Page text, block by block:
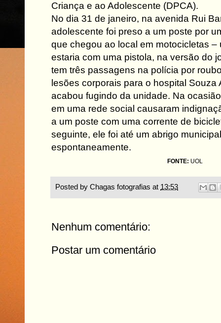
Criança e ao Adolescente (DPCA).
No dia 31 de janeiro, na avenida Rui
adolescente foi preso a um poste por
que chegou ao local em motocicletas –
estaria com uma pistola, na versão do
tem três passagens na polícia por
lesões corporais para o hospital Souza
acabou fugindo da unidade. Na
em uma rede social causaram
a um poste com uma corrente de
seguinte, ele foi até um abrigo
espontaneamente.
FONTE: UOL
Posted by Chagas fotografias at 13:53
Nenhum comentário:
Postar um comentário